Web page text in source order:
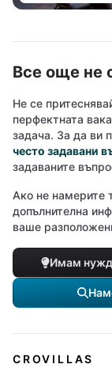
Все още не
Не се
перфектната
задача. За да ви
често задавани
задаваните
Ако не намерите
допълнителна
ваше
Имам
CROVILLAS